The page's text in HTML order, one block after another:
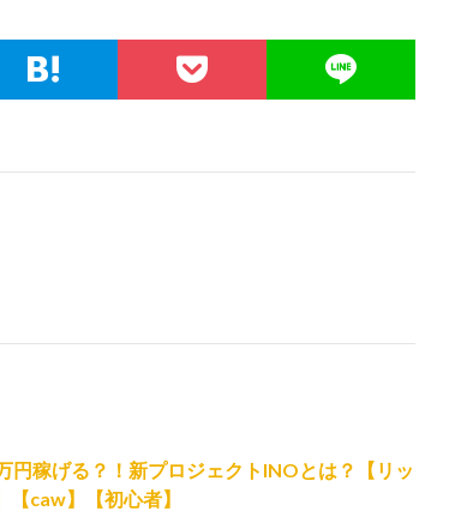
円稼げる？！新プロジェクトINOとは？【リッ
caw】【初心者】